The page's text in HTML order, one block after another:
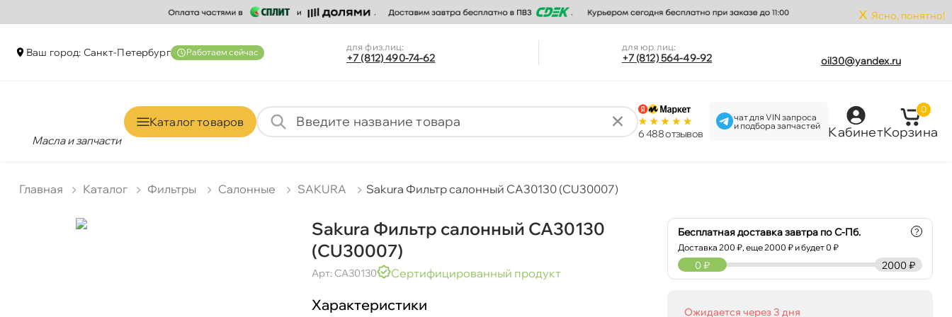
x Ясно, понятно!
аш город: Санкт-Петербур Работаем сейчас для физ.лиц:
+7 (812) 490-74-62
для юр.лиц:
+7 (812) 564-49-92 oil30@yandex.ru
Масла и запчасти
Каталог товаро
6 488 отзыво
чат для VIN запроса
и подбора запчастей
Кабинет
0
Корзина
Главная Катало Фильтры Салонные SAKURA Sakura Фильтр салонный CA30130 (CU30007)
Sakura Фильтр салонный CA30130
(CU30007)
Арт: CA30130 Сертифицированный продукт
Характеристики
Бесплатная доставка завтра по С-Пб.
Доставка200 ₽, еще2000 ₽ и будет 0 ₽
?
2000 ₽
0 ₽
Ожидается через 3 дня